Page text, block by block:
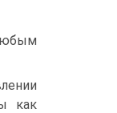
как